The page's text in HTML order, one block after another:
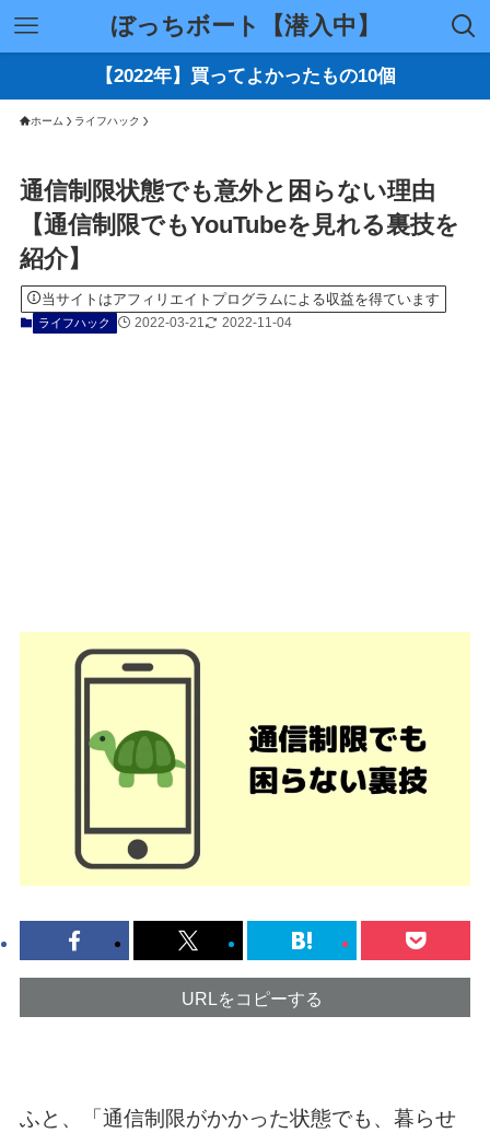
ぼっちボート【潜入中】
【2022年】買ってよかったもの10個
ホーム ライフハック
通信制限状態でも意外と困らない理由
【通信制限でもYouTubeを見れる裏技を
紹介】
当サイトはアフィリエイトプログラムによる収益を得ています
ライフハック 2022-03-21 2022-11-04
URLをコピーする
ふと、「通信制限がかかった状態でも、暮らせ